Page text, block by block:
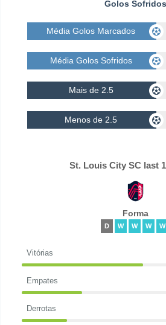
Golos Sofridos
Média Golos Marcados
Média Golos Sofridos
Mais de 2.5
Menos de 2.5
St. Louis City SC last
Forma
D W W W W
Vitórias
Empates
Derrotas